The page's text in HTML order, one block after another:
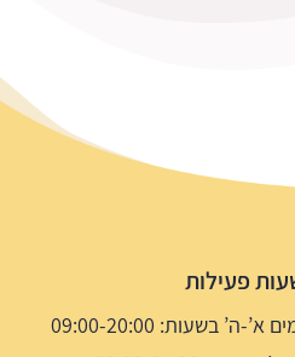
פעילות
א’-ה’ בשעות: 09:00-20:00